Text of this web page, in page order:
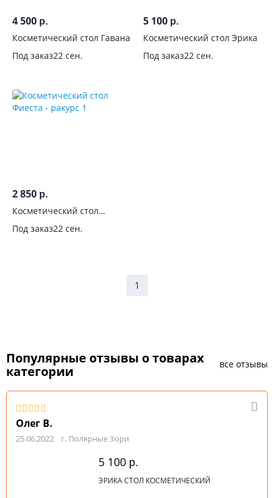
4 500 р.
Косметический стол Гавана
Под заказ22 сен.
5 100 р.
Косметический стол Эрика
Под заказ22 сен.
2 850 р.
Косметический стол
Под заказ22 сен.
1
Популярные отзывы о товарах
категории
все отзывы
Олег В.
25.06.2022 г. Полярные Зори
5 100 р.
ЭРИКА СТОЛ КОСМЕТИЧЕСКИЙ
1
Графит
9
Производитель